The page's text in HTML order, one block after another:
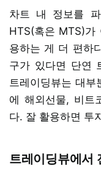
차트 내 정보를
HTS(혹은 MTS)가
용하는 게 더 편하
구가 있다면 단연
트레이딩뷰는 대
에 해외선물, 비트
다. 잘 활용하면 투
트레이딩뷰에서